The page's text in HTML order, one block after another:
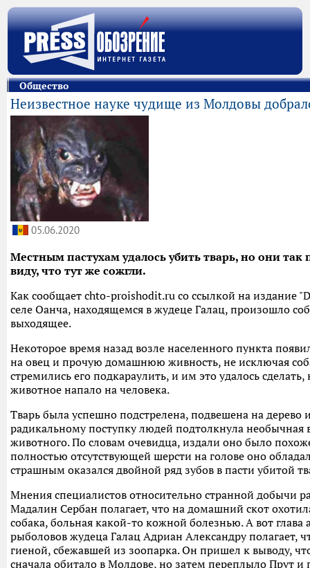
Общество
Неизвестное науке чудище из Молдовы
05.06.2020
Местным пастухам удалось убить тварь, но они так
виду, что тут же сожгли.
Как сообщает chto-proishodit.ru со ссылкой на издание
селе Оанча, находящемся в жудеце Галац, произошло
выходящее.
Некоторое время назад возле населенного пункта
на овец и прочую домашнюю живность, не исключая
стремились его подкараулить, и им это удалось сделать,
животное напало на человека.
Тварь была успешно подстрелена, подвешена на дерево
радикальному поступку людей подтолкнула необычная
животного. По словам очевидца, издали оно было
полностью отсутствующей шерсти на голове оно
страшным оказался двойной ряд зубов в пасти убитой
Мнения специалистов относительно странной добычи
Мадалин Сербан полагает, что на домашний скот
собака, больная какой-то кожной болезнью. А вот глава
рыболовов жудеца Галац Адриан Александру полагает,
гиеной, сбежавшей из зоопарка. Он пришел к выводу,
сначала обитало в Молдове, но затем переплыло Прут и